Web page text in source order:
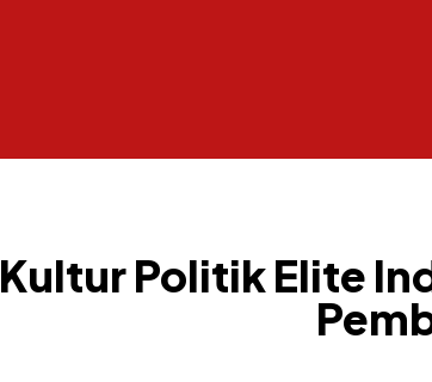
Kultur Politik Elite